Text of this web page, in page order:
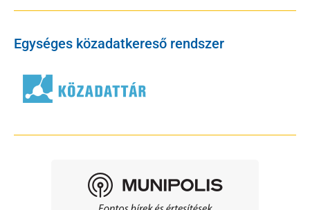
Egységes közadatkereső rendszer